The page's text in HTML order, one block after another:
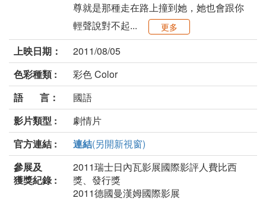
尊就是那種走在路上撞到她，她也會跟你
輕聲說對不起...
更多
上映日期：
2011/08/05
色彩種類 :
彩色 Color
語 言：
國語
影片類型 :
劇情片
官方連結 :
連結(另開新視窗)
參展及
獲獎紀錄 :
2011瑞士日內瓦影展國際影評人費比西
獎、發行獎
2011德國曼漢姆國際影展